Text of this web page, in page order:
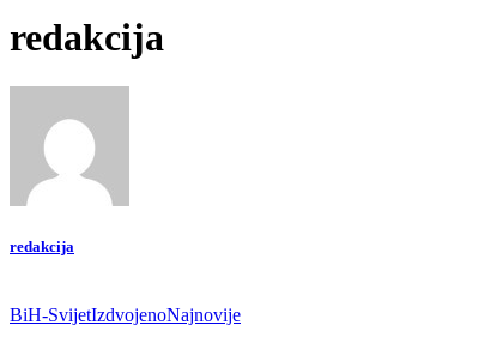
redakcija
redakcija
BiH-SvijetIzdvojenoNajnovije